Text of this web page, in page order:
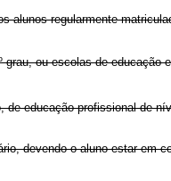
alunos regularmente
de 2º grau, ou
educação profissional de
devendo o aluno estar em